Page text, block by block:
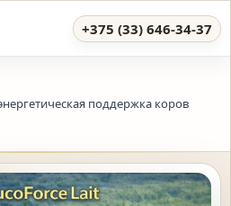
+375 (33) 646-34-37
поддержка коров